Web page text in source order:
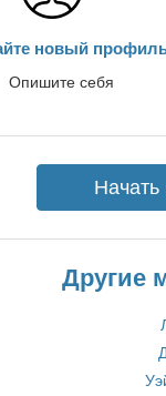
новый
Опишите себя
Начать
Другие